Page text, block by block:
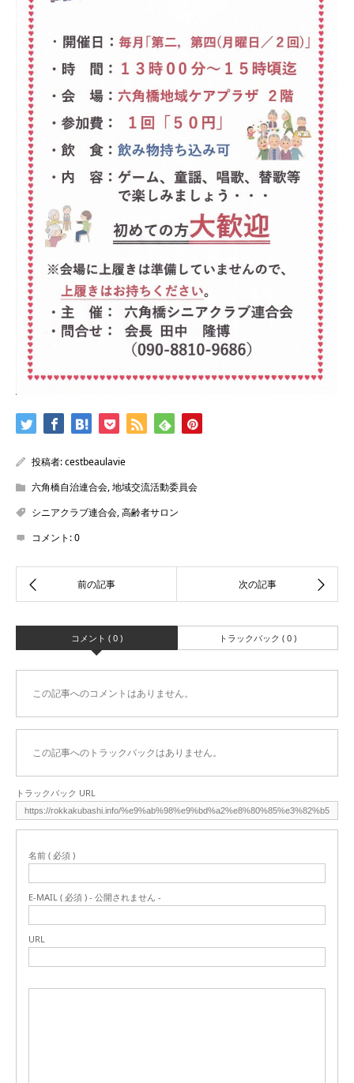
投稿者:cestbeaulavie
六角橋自治連合会,地域交流活動委員会
シニアクラブ連合会,高齢者サロン
コメント:0
コメント ( 0 ) トラックバック ( 0 )
この記事へのコメントはありません。
この記事へのトラックバックはありません。
トラックバック URL
名前 ( 必須 )
E-MAIL ( 必須 ) - 公開されません -
URL